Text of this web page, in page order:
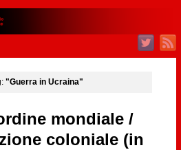
"Guerra in Ucraina"
mondiale /
coloniale (in